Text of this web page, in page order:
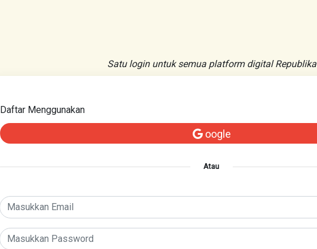
Satu login untuk semua platform digital Republika
Daftar Menggunakan
oogle
Atau